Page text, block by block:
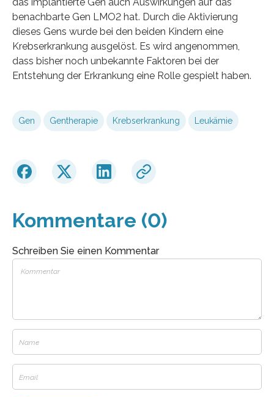
benachbarte Gen LMO2 hat. Durch die Aktivierung
dieses Gens wurde bei den beiden Kindern eine
Krebserkrankung ausgelöst. Es wird angenommen,
dass bisher noch unbekannte Faktoren bei der
Entstehung der Erkrankung eine Rolle gespielt haben.
Gen Gentherapie Krebserkrankung Leukämie
Kommentare (0)
Schreiben Sie einen Kommentar